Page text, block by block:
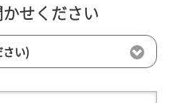
せください
さい)